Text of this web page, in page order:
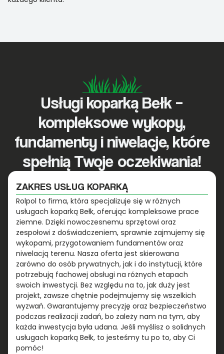
Usługi koparką Bełk –
kompleksowe wykopy,
fundamenty i niwelacje, które
spełnią Twoje oczekiwania!
ZAKRES USŁUG KOPARKĄ
Rolpol to firma, która specjalizuje się w różnych
usługach koparką Bełk, oferując kompleksowe prace
ziemne. Dzięki nowoczesnemu sprzętowi oraz
zespołowi z doświadczeniem, sprawnie zajmujemy się
wykopami, przygotowaniem fundamentów oraz
niwelacją terenu. Nasza oferta jest skierowana
zarówno do osób prywatnych, jak i do instytucji, które
potrzebują fachowej obsługi na różnych etapach
swoich inwestycji. Bez względu na to, jak duży jest
projekt, zawsze chętnie podejmujemy się wszelkich
wyzwań. Gwarantujemy precyzję oraz bezpieczeństwo
podczas realizacji zadań, bo zależy nam na tym, aby
każda inwestycja była udana. Jeśli myślisz o solidnych
usługach koparką Bełk, to jesteśmy tu po to, aby Ci
pomóc!